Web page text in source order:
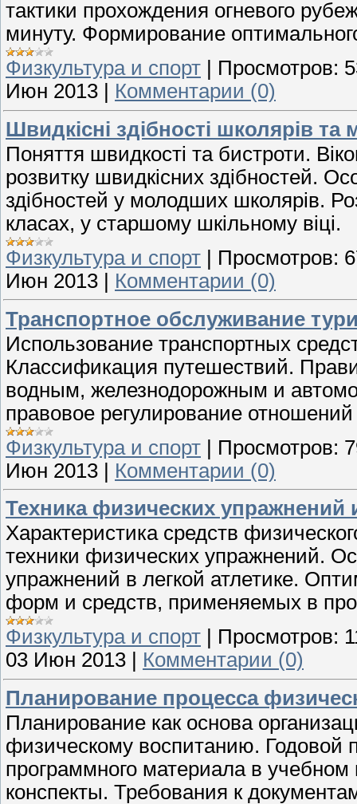
тактики прохождения огневого
минуту. Формирование
Физкультура и спорт
Просмотров:
Июн 2013
Комментарии (0)
Швидкісні здібності школярів та
Поняття швидкості та бистроти.
розвитку швидкісних здібностей.
здібностей у молодших школярів.
класах, у старшому шкільному віці.
Физкультура и спорт
Просмотров:
Июн 2013
Комментарии (0)
Транспортное обслуживание
Использование транспортных
Классификация путешествий.
водным, железнодорожным и
правовое регулирование
Физкультура и спорт | Просмотров:
Июн 2013 | Комментарии (0)
Техника физических упражнений
Характеристика средств
техники физических упражнений.
упражнений в легкой атлетике.
форм и средств, применяемых в
Физкультура и спорт
Просмотров:
03 Июн 2013
Комментарии (0)
Планирование процесса
Планирование как основа
физическому воспитанию. Годовой
программного материала в
конспекты. Требования к